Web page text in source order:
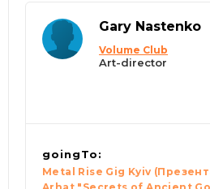
Gary Nastenko
Volume Club
Art-director
goingTo:
Metal Rise Gig Kyiv